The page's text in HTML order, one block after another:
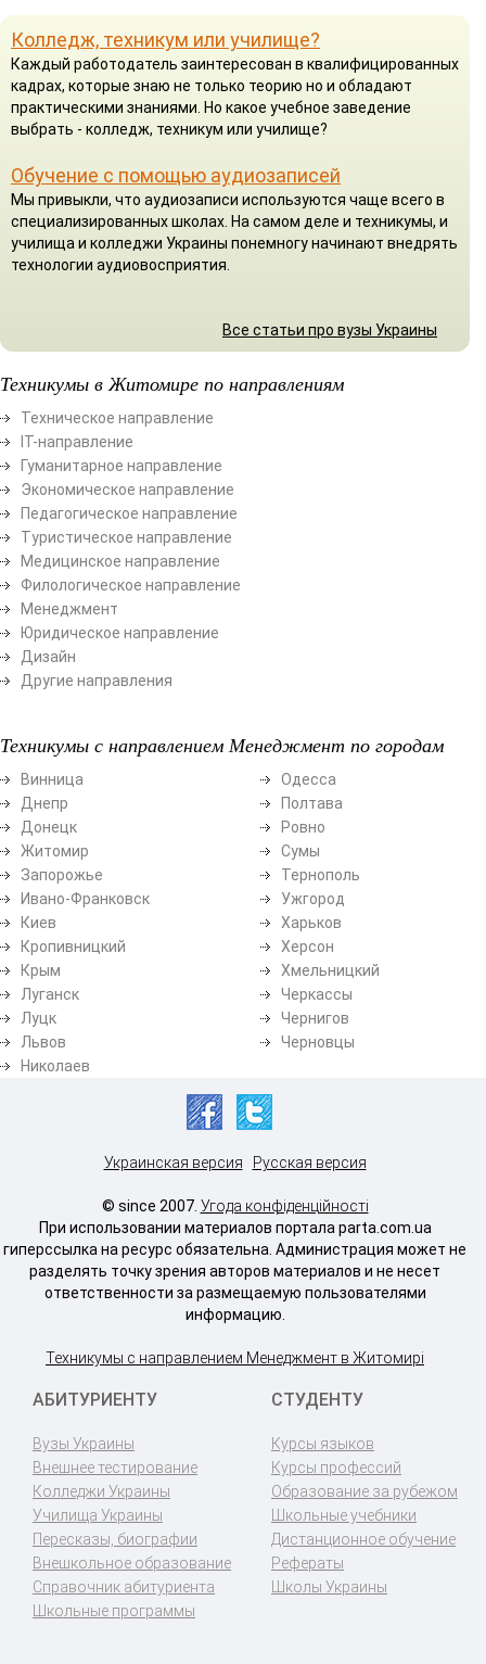
Колледж, техникум или училище?
Каждый работодатель заинтересован в квалифицированных
кадрах, которые знаю не только теорию но и обладают
практическими знаниями. Но какое учебное заведение
выбрать - колледж, техникум или училище?
Обучение с помощью аудиозаписей
Мы привыкли, что аудиозаписи используются чаще всего в
специализированных школах. На самом деле и техникумы, и
училища и колледжи Украины понемногу начинают внедрять
технологии аудиовосприятия.
Все статьи про вузы Украины
Техникумы в Житомире по направлениям
Техническое направление
ІТ-направление
Гуманитарное направление
Экономическое направление
Педагогическое направление
Туристическое направление
Медицинское направление
Филологическое направление
Менеджмент
Юридическое направление
Дизайн
Другие направления
Техникумы с направлением Менеджмент по городам
Винница
Днепр
Донецк
Житомир
Запорожье
Ивано-Франковск
Киев
Кропивницкий
Крым
Луганск
Луцк
Львов
Николаев
Одесса
Полтава
Ровно
Сумы
Тернополь
Ужгород
Харьков
Херсон
Хмельницкий
Черкассы
Чернигов
Черновцы
Украинская версия Русская версия
© since 2007. Угода конфіденційності
При использовании материалов портала parta.com.ua
гиперссылка на ресурс обязательна. Администрация может не
разделять точку зрения авторов материалов и не несет
ответственности за размещаемую пользователями
информацию.
Техникумы с направлением Менеджмент в Житомирі
АБИТУРИЕНТУ
Вузы Украины
Внешнее тестирование
Колледжи Украины
Училища Украины
Пересказы, биографии
Внешкольное образование
Справочник абитуриента
Школьные программы
СТУДЕНТУ
Курсы языков
Курсы профессий
Образование за рубежом
Школьные учебники
Дистанционное обучение
Рефераты
Школы Украины